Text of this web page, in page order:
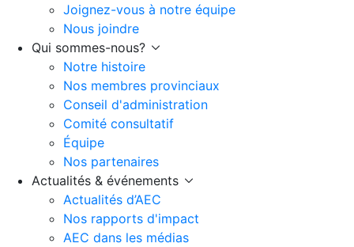
Joignez-vous à notre équipe
Nous joindre
Qui sommes-nous?
Notre histoire
Nos membres provinciaux
Conseil d'administration
Comité consultatif
Équipe
Nos partenaires
Actualités & événements
Actualités d’AEC
Nos rapports d'impact
AEC dans les médias